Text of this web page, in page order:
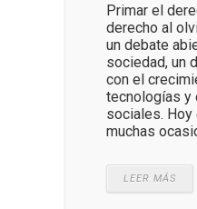
Primar el
derecho al
un debate
sociedad, un
con el
tecnologías y
sociales. Hoy
muchas
LEER MÁS